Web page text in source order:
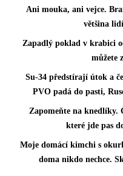
Ani mouka, ani vejce.
většina
Zapadlý poklad v krabici
můžete
Su-34 předstírají útok a
PVO padá do pasti,
Zapomeňte na knedlíky.
které jde pas
Moje domácí kimchi s
doma nikdo nechce.